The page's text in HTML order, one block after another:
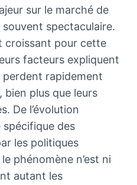
sur le marché de
souvent spectaculaire.
croissant pour cette
facteurs expliquent
perdent rapidement
bien plus que leurs
De l’évolution
spécifique des
les politiques
phénomène n’est ni
autant les